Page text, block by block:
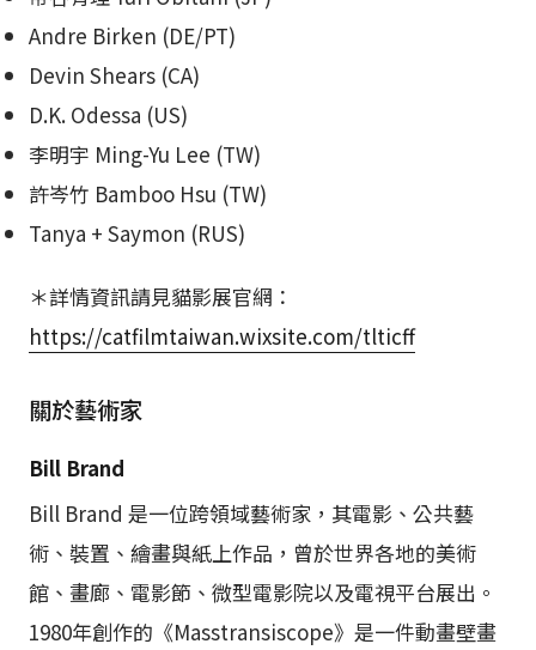
Andre Birken (DE/PT)
Devin Shears (CA)
D.K. Odessa (US)
李明宇 Ming-Yu Lee (TW)
許岑竹 Bamboo Hsu (TW)
Tanya + Saymon (RUS)
＊詳情資訊請見貓影展官網：
https://catfilmtaiwan.wixsite.com/tlticff
關於藝術家
Bill Brand
Bill Brand 是一位跨領域藝術家，其電影、公共藝
術、裝置、繪畫與紙上作品，曾於世界各地的美術
館、畫廊、電影節、微型電影院以及電視平台展出。
1980年創作的《Masstransiscope》是一件動畫壁畫